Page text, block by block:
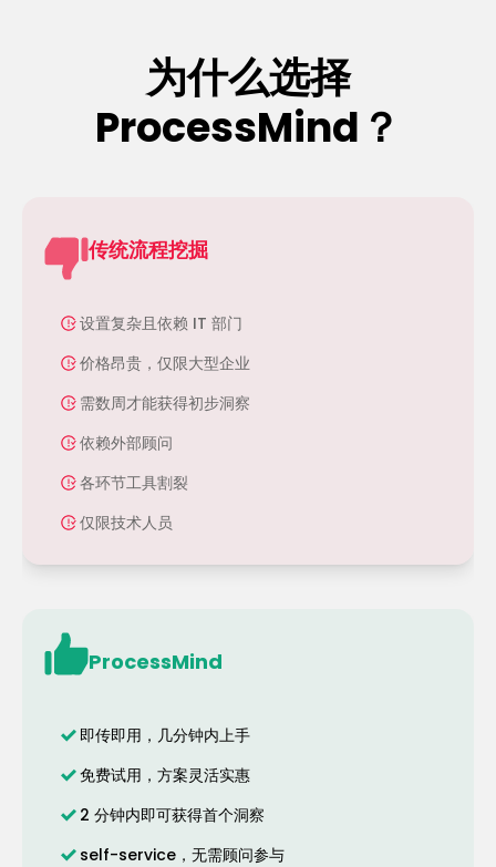
为什么选择
ProcessMind？
传统流程挖掘
设置复杂且依赖 IT 部门
价格昂贵，仅限大型企业
需数周才能获得初步洞察
依赖外部顾问
各环节工具割裂
仅限技术人员
ProcessMind
即传即用，几分钟内上手
免费试用，方案灵活实惠
2 分钟内即可获得首个洞察
self-service，无需顾问参与